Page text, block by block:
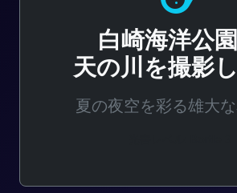
白崎海洋公
天の川を撮影
夏の夜空を彩る雄大な